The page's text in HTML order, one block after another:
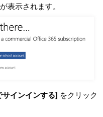
表示されます。
インインする] をクリック